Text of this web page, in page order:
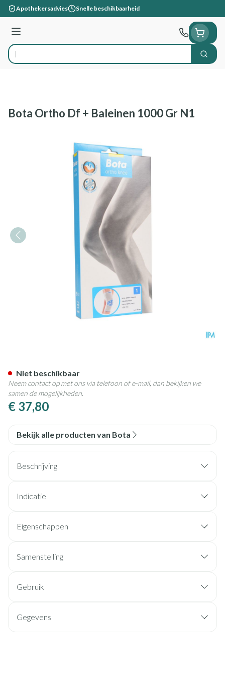
Ga naar de inhoud
Apothekersadvies Snelle beschikbaarheid
Menu
Product, merk, categorie... Zoek
Bota Ortho Df + Baleinen 1000 Gr N1
€ 37,80
Niet beschikbaar
Neem contact op met ons via telefoon of e-mail, dan bekijken we
samen de mogelijkheden.
Bekijk alle producten van Bota
Beschrijving
Indicatie
Eigenschappen
Samenstelling
Gebruik
Gegevens